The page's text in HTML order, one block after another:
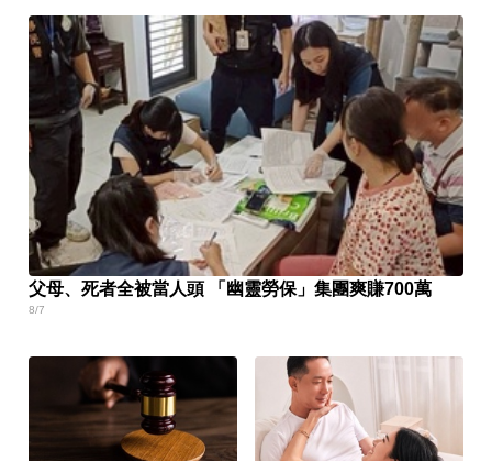
父母、死者全被當人頭 「幽靈勞保」集團爽賺700萬
8/7